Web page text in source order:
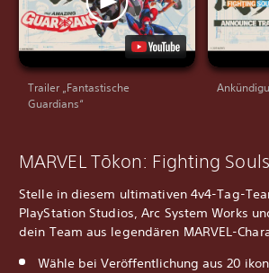
MARVEL Tōkon: Fighting Souls
Stelle in diesem ultimativen 4v4-Tag-
PlayStation Studios, Arc System Works
dein Team aus legendären MARVEL-
Wähle bei Veröffentlichung aus 20
Trailer „Fantastische
Guardians“